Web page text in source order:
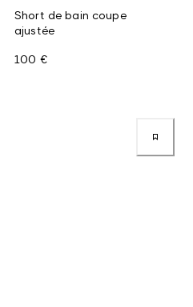
Short de bain coupe
ajustée
100 €